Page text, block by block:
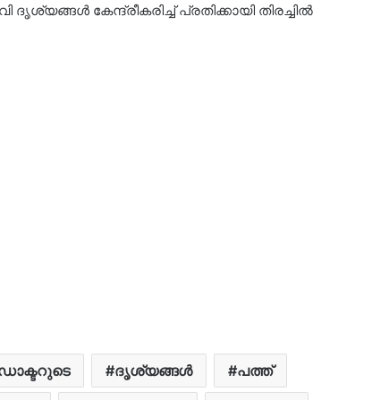
കേന്ദ്രീകരിച്ച് പ്രതിക്കായി തിരച്ചിൽ
ദൃശ്യങ്ങൾ പത്ത്